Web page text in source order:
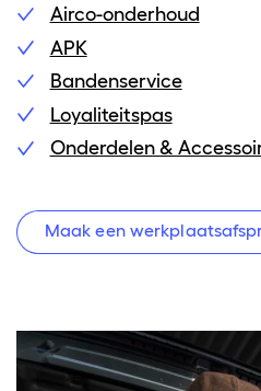
Airco-onderhoud
APK
Bandenservice
Loyaliteitspas
Onderdelen &
Maak een